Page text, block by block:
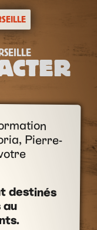
Pierre-
à votre
destinés
au